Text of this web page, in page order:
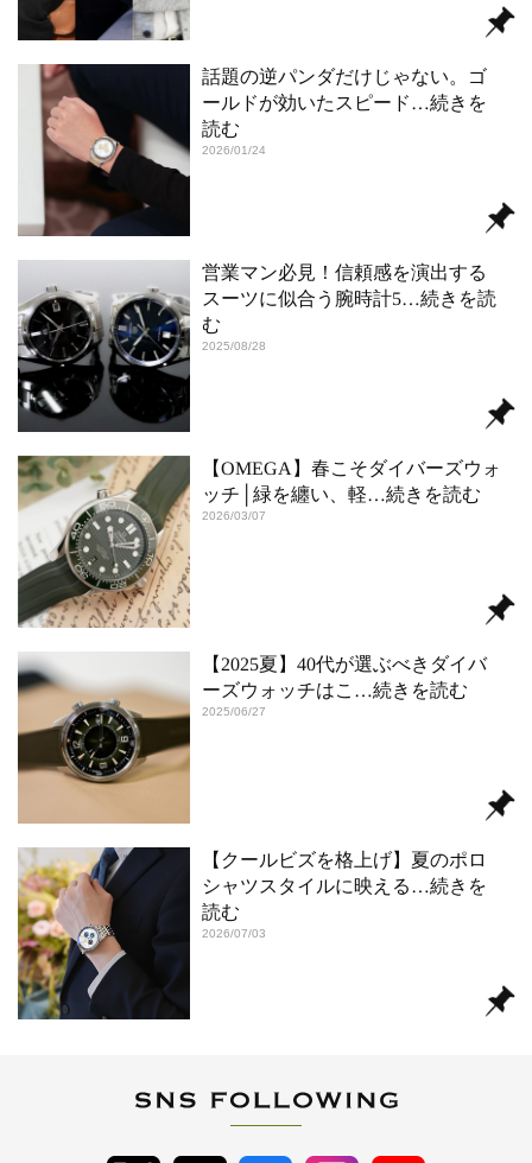
話題の逆パンダだけじゃない。ゴ
ールドが効いたスピード …続きを
読む
2026/01/24
営業マン必見！信頼感を演出する
スーツに似合う腕時計5…続きを読
む
2025/08/28
【OMEGA】春こそダイバーズウォ
ッチ│緑を纏い、軽…続きを読む
2026/03/07
【2025夏】40代が選ぶべきダイバ
ーズウォッチはこ …続きを読む
2025/06/27
【クールビズを格上げ】夏のポロ
シャツスタイルに映える …続きを
読む
2026/07/03